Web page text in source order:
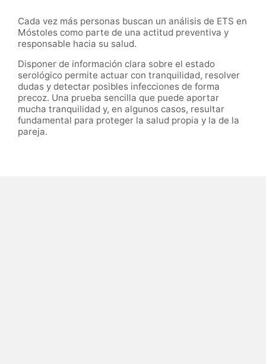
Cada vez más personas buscan un análisis de ETS en
Móstoles como parte de una actitud preventiva y
responsable hacia su salud.
Disponer de información clara sobre el estado
serológico permite actuar con tranquilidad, resolver
dudas y detectar posibles infecciones de forma
precoz. Una prueba sencilla que puede aportar
mucha tranquilidad y, en algunos casos, resultar
fundamental para proteger la salud propia y la de la
pareja.